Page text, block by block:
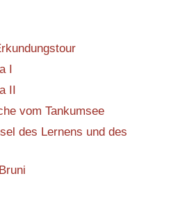
I
II
vom Tankumsee
des Lernens und des